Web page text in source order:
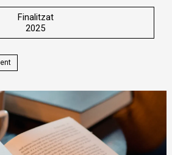
Finalitzat
2025